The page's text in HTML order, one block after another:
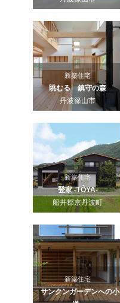
新築住宅
眺むる 鎮守の森
丹波篠山市
新築住宅
登家 -TÔYA-
船井郡京丹波町
新築住宅
サンクンガーデンへの小